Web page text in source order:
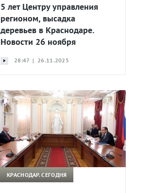
5 лет Центру управления
регионом, высадка
деревьев в Краснодаре.
Новости 26 ноября
28:47 | 26.11.2025
КРАСНОДАР. СЕГОДНЯ